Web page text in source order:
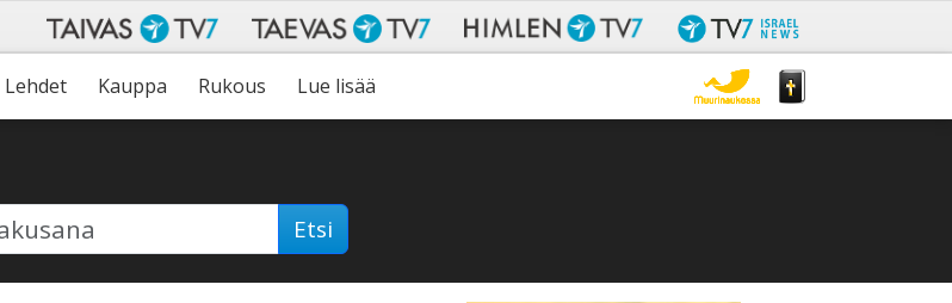
Lehdet Kauppa Rukous Lue lisää
Etsi